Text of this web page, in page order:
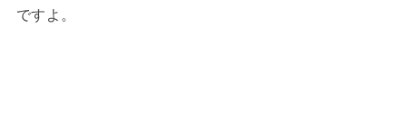
ですよ。